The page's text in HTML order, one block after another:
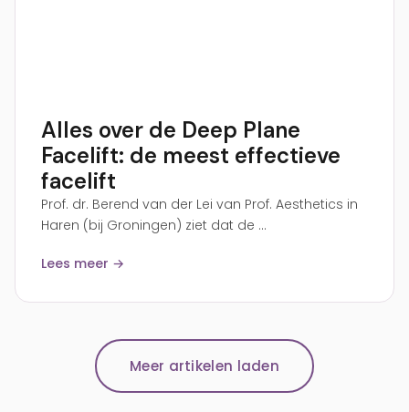
Alles over de Deep Plane
Facelift: de meest effectieve
facelift
Prof. dr. Berend van der Lei van Prof. Aesthetics in
Haren (bij Groningen) ziet dat de ...
Lees meer →
Meer artikelen laden